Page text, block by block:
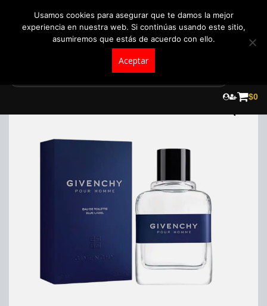
$0
Usamos cookies para asegurar que te damos la mejor
experiencia en nuestra web. Si continúas usando este sitio,
asumiremos que estás de acuerdo con ello.
Aceptar